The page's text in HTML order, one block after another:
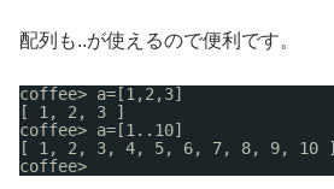
配列も..が使えるので便利です。
coffee> a=[1,2,3]
[ 1, 2, 3 ]
coffee> a=[1..10]
[ 1, 2, 3, 4, 5, 6, 7, 8, 9, 10 ]
coffee>